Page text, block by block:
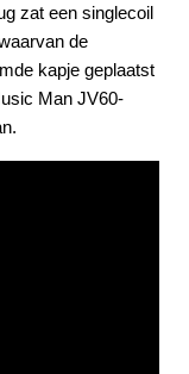
zat een singlecoil
de
kapje geplaatst
Man JV60-